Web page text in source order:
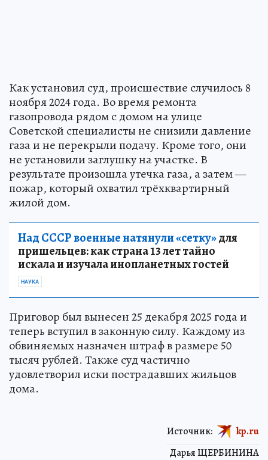
Как установил суд, происшествие случилось 8
ноября 2024 года. Во время ремонта
газопровода рядом с домом на улице
Советской специалисты не снизили давление
газа и не перекрыли подачу. Кроме того, они
не установили заглушку на участке. В
результате произошла утечка газа, а затем —
пожар, который охватил трёхквартирный
жилой дом.
Над СССР военные натянули «сетку»для
пришельцев: как страна 13 лет тайно
искала и изучала инопланетных гостей
НАУКА
Приговор был вынесен 25 декабря 2025 года и
теперь вступил в законную силу. Каждому из
обвиняемых назначен штраф в размере 50
тысяч рублей. Также суд частично
удовлетворил иски пострадавших жильцов
дома.
Дарья ЩЕРБИНИНА
Источник: kp.ru